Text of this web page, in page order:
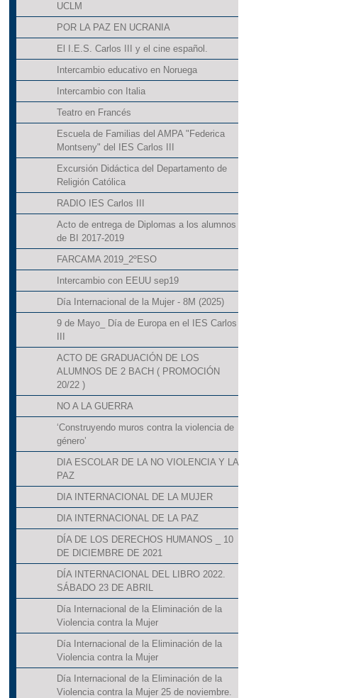
UCLM
POR LA PAZ EN UCRANIA
El I.E.S. Carlos III y el cine español.
Intercambio educativo en Noruega
Intercambio con Italia
Teatro en Francés
Escuela de Familias del AMPA "Federica
Montseny" del IES Carlos III
Excursión Didáctica del Departamento de
Religión Católica
RADIO IES Carlos III
Acto de entrega de Diplomas a los alumnos
de BI 2017-2019
FARCAMA 2019_2ºESO
Intercambio con EEUU sep19
Día Internacional de la Mujer - 8M (2025)
9 de Mayo_ Día de Europa en el IES Carlos
ACTO DE GRADUACIÓN DE LOS
ALUMNOS DE 2 BACH ( PROMOCIÓN
20/22 )
NO A LA GUERRA
‘Construyendo muros contra la violencia de
género’
DIA ESCOLAR DE LA NO VIOLENCIA Y LA
PAZ
DIA INTERNACIONAL DE LA MUJER
DIA INTERNACIONAL DE LA PAZ
DÍA DE LOS DERECHOS HUMANOS _ 10
DE DICIEMBRE DE 2021
DÍA INTERNACIONAL DEL LIBRO 2022.
SÁBADO 23 DE ABRIL
Día Internacional de la Eliminación de la
Violencia contra la Mujer
Día Internacional de la Eliminación de la
Violencia contra la Mujer
Día Internacional de la Eliminación de la
Violencia contra la Mujer 25 de noviembre.